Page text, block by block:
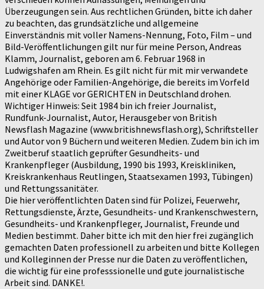
Überzeugungen sein. Aus rechtlichen Gründen, bitte ich daher
zu beachten, das grundsätzliche und allgemeine
Einverständnis mit voller Namens-Nennung, Foto, Film – und
Bild-Veröffentlichungen gilt nur für meine Person, Andreas
Klamm, Journalist, geboren am 6. Februar 1968 in
Ludwigshafen am Rhein. Es gilt nicht für mit mir verwandete
Angehörige oder Familien-Angehörige, die bereits im Vorfeld
mit einer KLAGE vor GERICHTEN in Deutschland drohen.
Wichtiger Hinweis: Seit 1984 bin ich freier Journalist,
Rundfunk-Journalist, Autor, Herausgeber von British
Newsflash Magazine (www.britishnewsflash.org), Schriftsteller
und Autor von 9 Büchern und weiteren Medien. Zudem bin ich im
Zweitberuf staatlich geprüfter Gesundheits- und
Krankenpfleger (Ausbildung, 1990 bis 1993, Kreiskliniken,
Kreiskrankenhaus Reutlingen, Staatsexamen 1993, Tübingen)
und Rettungssanitäter.
Die hier veröffentlichten Daten sind für Polizei, Feuerwehr,
Rettungsdienste, Ärzte, Gesundheits- und Krankenschwestern,
Gesundheits- und Krankenpfleger, Journalist, Freunde und
Medien bestimmt. Daher bitte ich mit den hier frei zugänglich
gemachten Daten professionell zu arbeiten und bitte Kollegen
und Kolleginnen der Presse nur die Daten zu veröffentlichen,
die wichtig für eine professsionelle und gute journalistische
Arbeit sind. DANKE!.